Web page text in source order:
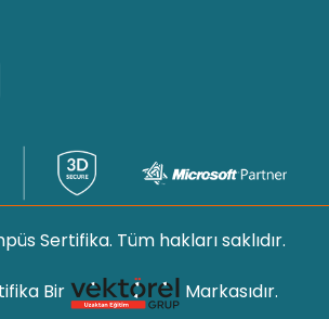
Sertifika. Tüm hakları saklıdır.
Bir
Markasıdır.